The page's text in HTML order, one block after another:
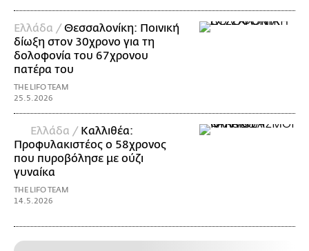
Ελλάδα /Θεσσαλονίκη: Ποινική
δίωξη στον 30χρονο για τη
δολοφονία του 67χρονου
πατέρα του
THE LIFO TEAM
25.5.2026
Ελλάδα / Καλλιθέα:
Προφυλακιστέος ο 58χρονος
που πυροβόλησε με ούζι
γυναίκα
THE LIFO TEAM
14.5.2026